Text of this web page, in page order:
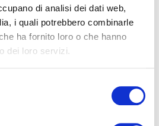
di analisi dei dati web,
i quali potrebbero combinarle
ha fornito loro o che hanno
dei loro servizi.
of:
of exhibitions of CAMERA